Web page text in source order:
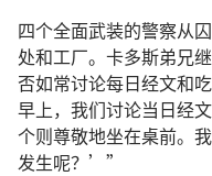
四个全面武装的警察从
处和工厂。卡多斯弟兄
否如常讨论每日经文和
早上，我们讨论当日经
个则尊敬地坐在桌前。
发生呢？’”